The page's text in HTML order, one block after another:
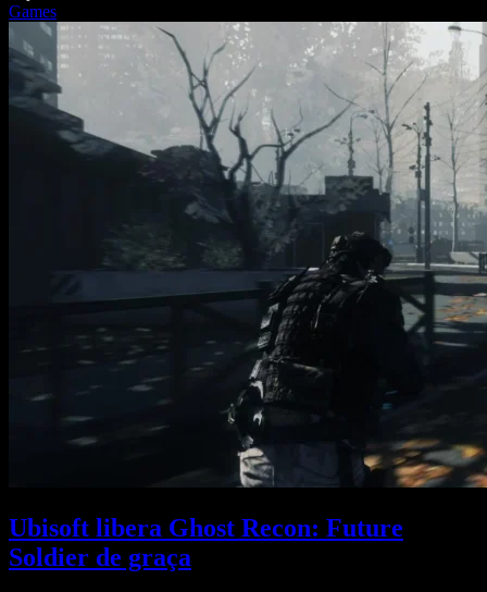
Games
Ubisoft libera Ghost Recon: Future
Soldier de graça